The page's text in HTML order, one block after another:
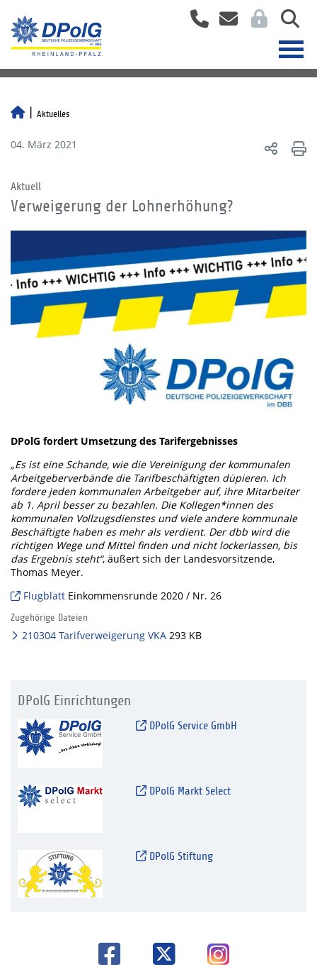
Aktuelles
04. März 2021
Aktuell
Verweigerung der Lohnerhöhung?
DPolG fordert Umsetzung des Tarifergebnisses
„Es ist eine Schande, wie die Vereinigung der kommunalen
Arbeitgeberverbände die Tarifbeschäftigten düpieren. Ich
fordere jeden kommunalen Arbeitgeber auf, ihre Mitarbeiter
ab 1. April besser zu bezahlen. Die Kollegen*innen des
kommunalen Vollzugsdienstes und viele andere kommunale
Beschäftigte haben es mehr als verdient. Der dbb wird die
richtigen Wege und Mittel finden und nicht lockerlassen, bis
das Ergebnis steht“, äußert sich der Landesvorsitzende,
Thomas Meyer.
Flugblatt Einkommensrunde 2020 / Nr. 26
Zugehörige Dateien
210304 Tarifverweigerung VKA 293 KB
DPolG Einrichtungen
DPolG Service GmbH
DPolG Markt Select
DPolG Stiftung